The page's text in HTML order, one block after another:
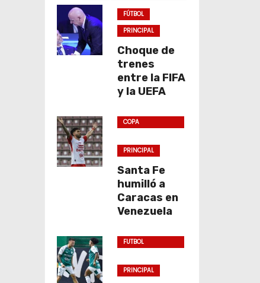
FÚTBOL
PRINCIPAL
Choque de
trenes
entre la FIFA
y la UEFA
COPA
PRINCIPAL
Santa Fe
humilló a
Caracas en
Venezuela
FUTBOL
PRINCIPAL